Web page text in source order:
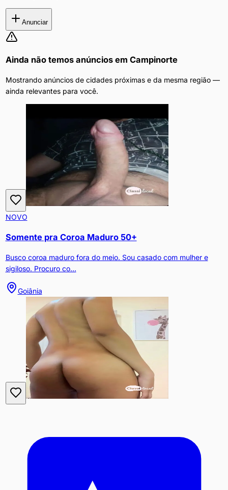
Anunciar
Ainda não temos anúncios em Campinorte
Mostrando anúncios de cidades próximas e da mesma região —
ainda relevantes para você.
NOVO
Somente pra Coroa Maduro 50+
Busco coroa maduro fora do meio. Sou casado com mulher e
sigiloso. Procuro co...
Goiânia